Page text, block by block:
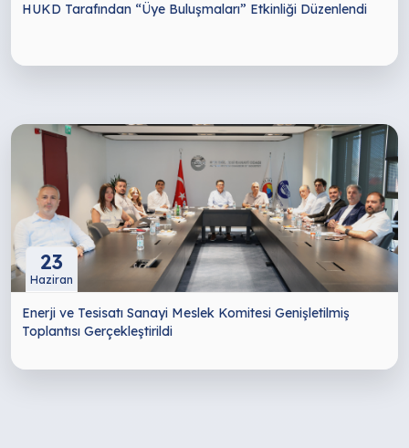
HUKD Tarafından “Üye Buluşmaları” Etkinliği Düzenlendi
23
Haziran
Enerji ve Tesisatı Sanayi Meslek Komitesi Genişletilmiş
Toplantısı Gerçekleştirildi